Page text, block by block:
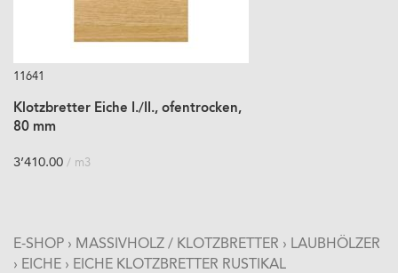
11641
Klotzbretter Eiche I./II., ofentrocken,
80 mm
3’410.00 / m3
E-SHOP › MASSIVHOLZ / KLOTZBRETTER › LAUBHÖLZER
› EICHE › EICHE KLOTZBRETTER RUSTIKAL